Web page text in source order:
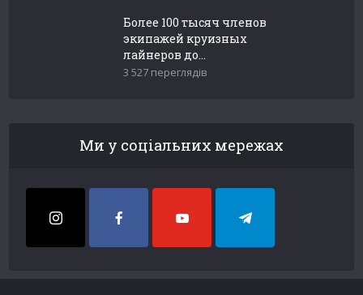
Более 100 тысяч членов
экипажей круизных
лайнеров до...
3 527 переглядів
Ми у соціальних мережах